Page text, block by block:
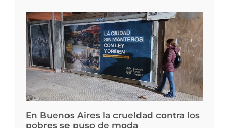
En Buenos Aires la crueldad contra los
pobres se puso de moda